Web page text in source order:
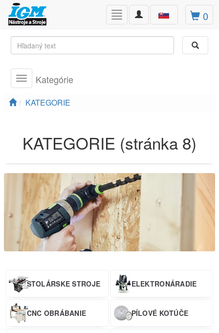
Toggle
navigation
Toggle
navigation
0
Toggle
navigation
Kategórie
KATEGORIE
KATEGORIE (stránka 8)
STOLÁRSKE STROJE ELEKTRONÁRADIE
CNC OBRÁBANIE PÍLOVÉ KOTÚČE